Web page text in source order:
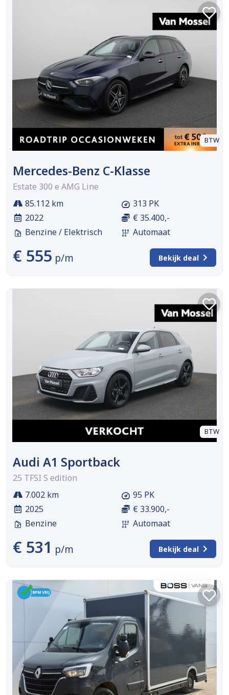
BTW
Mercedes-Benz C-Klasse
Estate 300 e AMG Line
85.112 km
2022
Benzine / Elektrisch
313 PK
€ 35.400,-
Automaat
€ 555 p/m Bekijk deal
BTW
Audi A1 Sportback
25 TFSI S edition
7.002 km
2025
Benzine
95 PK
€ 33.900,-
Automaat
€ 531 p/m Bekijk deal